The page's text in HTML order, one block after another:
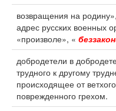
возвращения на
адрес русских военных
«произволе», «
добродетели в
трудного к другому
происходящее от
поврежденного грехом.